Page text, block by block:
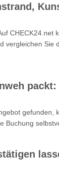
vergleichen Sie
gefunden,
Buchung